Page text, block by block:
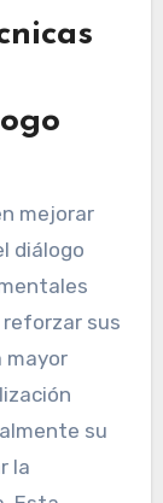
mejorar
diálogo
sus
mayor
su
la